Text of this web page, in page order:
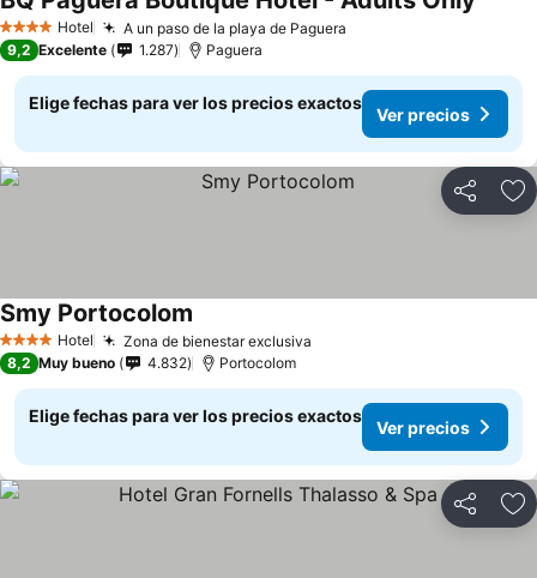
4 EstrellasHotel A un paso de la playa de Paguera
9,2 Excelente 1.287 Paguera
Elige fechas para ver los precios exactos
Ver precios
Compartir
4 EstrellasHotel Zona de bienestar exclusiva
Smy Portocolom
8,2 Muy bueno 4.832 Portocolom
Elige fechas para ver los precios exactos
Ver precios
Compartir